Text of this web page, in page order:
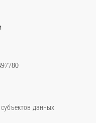
данных